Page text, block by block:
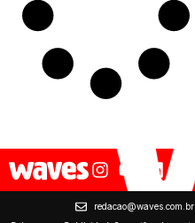
redacao@waves.com.br